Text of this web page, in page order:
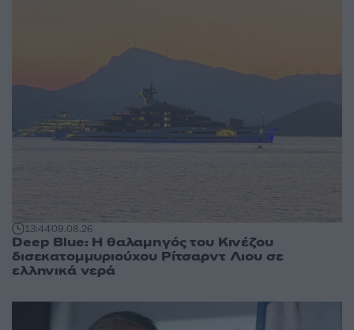
13:4409.08.26
Deep Blue: Η θαλαμηγός του Κινέζου
δισεκατομμυριούχου Ρίτσαρντ Λιου σε
ελληνικά νερά